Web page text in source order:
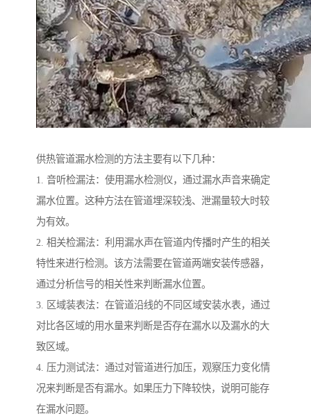
供热管道漏水检测的方法主要有以下几种：
1. 音听检漏法：使用漏水检测仪，通过漏水声音来确定
漏水位置。这种方法在管道埋深较浅、泄漏量较大时较
为有效。
2. 相关检漏法：利用漏水声在管道内传播时产生的相关
特性来进行检测。该方法需要在管道两端安装传感器，
通过分析信号的相关性来判断漏水位置。
3. 区域装表法：在管道沿线的不同区域安装水表，通过
对比各区域的用水量来判断是否存在漏水以及漏水的大
致区域。
4. 压力测试法：通过对管道进行加压，观察压力变化情
况来判断是否有漏水。如果压力下降较快，说明可能存
在漏水问题。